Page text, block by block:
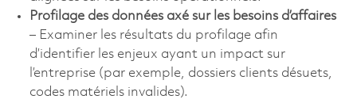
Profilage des données axé sur les besoins d’affaires
– Examiner les résultats du profilage afin
d’identifier les enjeux ayant un impact sur
l’entreprise (par exemple, dossiers clients désuets,
codes matériels invalides).